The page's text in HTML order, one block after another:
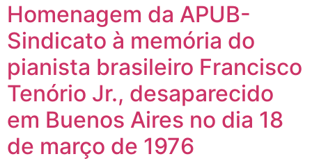
Homenagem da APUB-
Sindicato à memória do
pianista brasileiro Francisco
Tenório Jr., desaparecido
em Buenos Aires no dia 18
de março de 1976